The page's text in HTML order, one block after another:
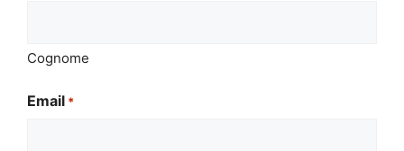
Cognome
Email *